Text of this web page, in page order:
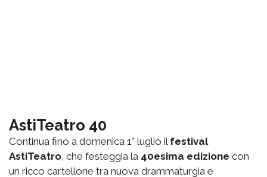
AstiTeatro 40
Continua fino a domenica 1° luglio il festival
AstiTeatro , che festeggia la 40esima edizione con
un ricco cartellone tra nuova drammaturgia e